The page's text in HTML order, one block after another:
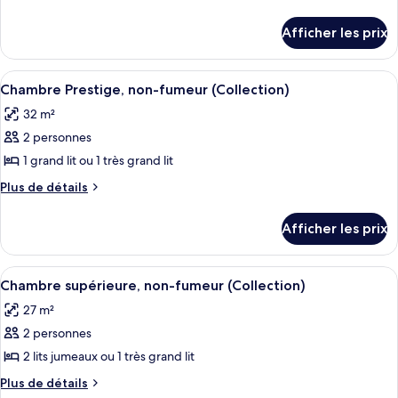
chambre :
Suite
Junior,
non-
fumeur
Suite
Junior,
non-
Afficher les prix
Afficher
toutes
les
photos
pour
ce
chambre :
Chambre
Prestige,
non-
fumeur
(Collection)
Une chambre d’hôtel moderne
6
Chambre Prestige, non-fumeur (Collection)
32 m²
2 personnes
1 grand lit ou 1 très grand lit
Plus de détails
Plus
Chambre
Prestige,
non-
(Collection)
Afficher les prix
Afficher
toutes
les
photos
pour
ce
Une chambre d’hôtel moderne
5
Chambre supérieure, non-fumeur (Collection)
27 m²
2 personnes
2 lits jumeaux ou 1 très grand lit
Plus de détails
Plus